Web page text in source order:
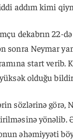
addım kimi
dekabrın 22-
sonra Neymar
start
olduğu
sözlərinə görə,
yönəlib.
əhəmiyyəti